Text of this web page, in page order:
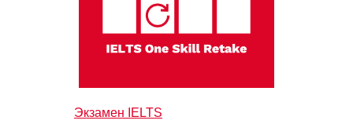
Экзамен IELTS